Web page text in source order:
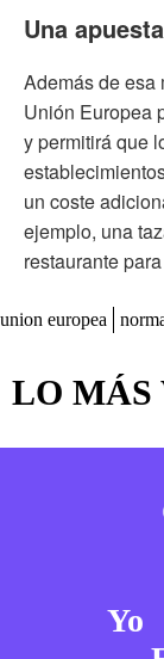
Una
Además de esa
Unión Europea
y permitirá que
un coste
ejemplo, una
restaurante
union europea
LO MÁS
Yo